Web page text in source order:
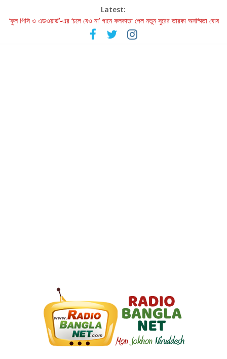
Latest:
‘ফুল পিসি ও এডওয়ার্ড’-এর ‘চলে যেও না’ গানে কলকাতা পেল নতুন সুরের তারকা অনস্মিতা ঘোষ
রবীন্দ্রনাথ ও গুলজারের সৃষ্টির মেলবন্ধনে মুগ্ধ করল ‘দুই তারার দোতারা’
কলের গান থেকে রীলস্ — বাঙালির গান শোনার বিবর্তনের গল্প